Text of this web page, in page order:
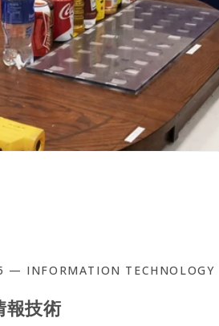
— INFORMATION TECHNOLOGY
報技術